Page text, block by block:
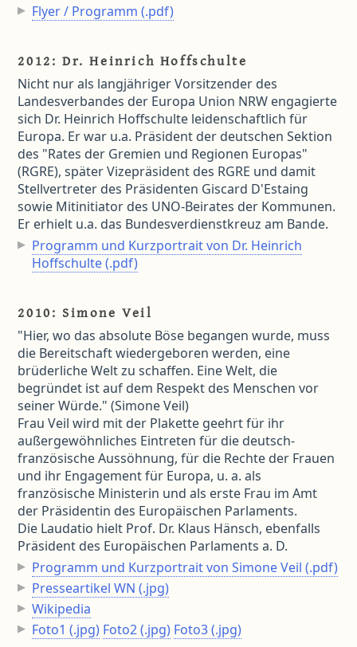
Flyer / Programm (.pdf)
2012: Dr. Heinrich Hoffschulte
Nicht nur als langjähriger Vorsitzender des
Landesverbandes der Europa Union NRW engagierte
sich Dr. Heinrich Hoffschulte leidenschaftlich für
Europa. Er war u.a. Präsident der deutschen Sektion
des "Rates der Gremien und Regionen Europas"
(RGRE), später Vizepräsident des RGRE und damit
Stellvertreter des Präsidenten Giscard D'Estaing
sowie Mitinitiator des UNO-Beirates der Kommunen.
Er erhielt u.a. das Bundesverdienstkreuz am Bande.
Programm und Kurzportrait von Dr. Heinrich
Hoffschulte (.pdf)
2010: Simone Veil
"Hier, wo das absolute Böse begangen wurde, muss
die Bereitschaft wiedergeboren werden, eine
brüderliche Welt zu schaffen. Eine Welt, die
begründet ist auf dem Respekt des Menschen vor
seiner Würde." (Simone Veil)
Frau Veil wird mit der Plakette geehrt für ihr
außergewöhnliches Eintreten für die deutsch-
französische Aussöhnung, für die Rechte der Frauen
und ihr Engagement für Europa, u. a. als
französische Ministerin und als erste Frau im Amt
der Präsidentin des Europäischen Parlaments.
Die Laudatio hielt Prof. Dr. Klaus Hänsch, ebenfalls
Präsident des Europäischen Parlaments a. D.
Programm und Kurzportrait von Simone Veil (.pdf)
Presseartikel WN (.jpg)
Wikipedia
Foto1 (.jpg) Foto2 (.jpg) Foto3 (.jpg)